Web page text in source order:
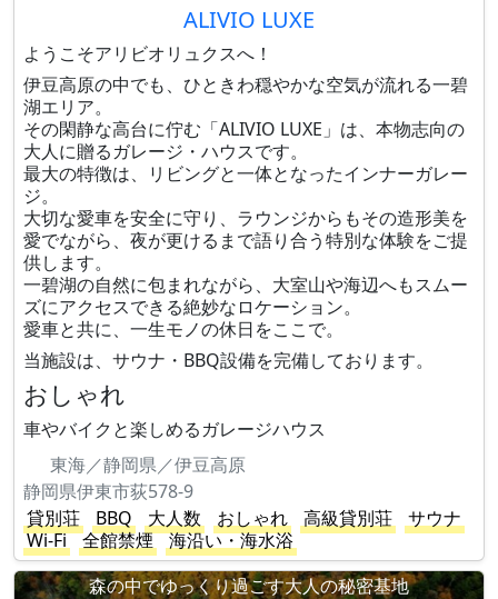
ALIVIO LUXE
ようこそアリビオリュクスへ！
伊豆高原の中でも、ひときわ穏やかな空気が流れる一碧
湖エリア。
その閑静な高台に佇む「ALIVIO LUXE」は、本物志向の
大人に贈るガレージ・ハウスです。
最大の特徴は、リビングと一体となったインナーガレー
ジ。
大切な愛車を安全に守り、ラウンジからもその造形美を
愛でながら、夜が更けるまで語り合う特別な体験をご提
供します。
一碧湖の自然に包まれながら、大室山や海辺へもスムー
ズにアクセスできる絶妙なロケーション。
愛車と共に、一生モノの休日をここで。
当施設は、サウナ・BBQ設備を完備しております。
おしゃれ
車やバイクと楽しめるガレージハウス
東海／静岡県／伊豆高原
静岡県伊東市荻578-9
貸別荘
BBQ 大人数 おしゃれ 高級貸別荘
サウナ
Wi-Fi
全館禁煙
海沿い・海水浴
森の中でゆっくり過ごす大人の秘密基地